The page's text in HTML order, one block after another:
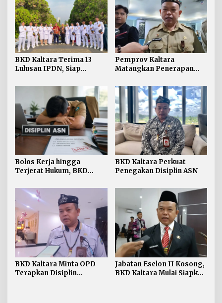
BKD Kaltara Terima 13
Lulusan IPDN, Siap
Lingkungan Pemprov
Pemprov Kaltara
Matangkan Penerapan
ASN
Bolos Kerja hingga
Terjerat Hukum, BKD
Pelanggaran ASN
BKD Kaltara Perkuat
Penegakan Disiplin ASN
BKD Kaltara Minta OPD
Terapkan Disiplin
Jabatan Eselon II Kosong,
BKD Kaltara Mulai Siapkan